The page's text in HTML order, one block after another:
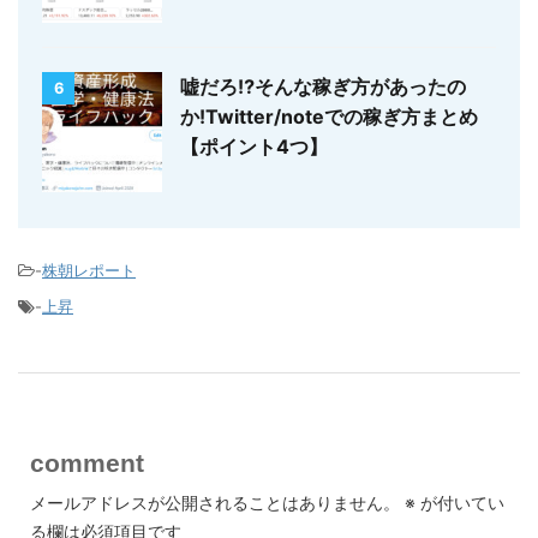
6
嘘だろ⁉そんな稼ぎ方があったの
か!Twitter/noteでの稼ぎ方まとめ
【ポイント4つ】
-株朝レポート
- 上昇
comment
メールアドレスが公開されることはありません。 ※ が付いてい
る欄は必須項目です